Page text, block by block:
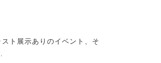
ト展示ありのイベント、そ